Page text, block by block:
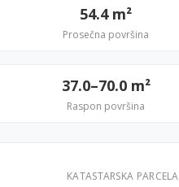
54.4 m²
Prosečna površina
37.0–70.0 m²
Raspon površina
KATASTARSKA PARCELA